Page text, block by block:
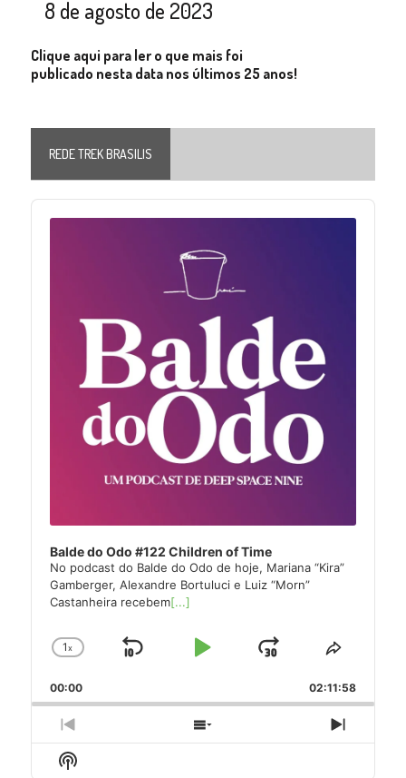
8 de agosto de 2023
Clique aqui para ler o que mais foi
publicado nesta data nos últimos 25 anos!
REDE TREK BRASILIS
Audio
Player
Balde do Odo #122 Children of Time
No podcast do Balde do Odo de hoje, Mariana “Kira”
Gamberger, Alexandre Bortuluci e Luiz “Morn”
Castanheira recebem[...]
Change
Rate
1x
Skip
Play
Jump
Forward
Share
Episode
00:00 02:11:58
Previous
Episode
Show
Episodes
Next
Episode
Show